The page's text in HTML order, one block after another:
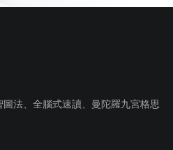
法、全腦式速讀、曼陀羅九宮格思